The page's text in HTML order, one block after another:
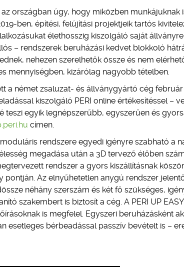
országban úgy, hogy miközben munkájuknak
ben, építési, felújítási projektjeik tartós
élethosszig kiszolgáló saját
– rendszerek beruházási kedvet blokkoló
nehezen szerelhetők össze és nem
mennyiségben, kizárólag nagyobb tételben.
a német zsaluzat- és állványgyártó cég
kiszolgáló PERI online értékesítéssel –
teszi egyik legnépszerűbb, egyszerűen és
címen.
rendszere egyedi igényre szabható a
megadása után a 3D tervező élőben
rendszer a gyors kiszállításnak
Az elnyűhetetlen anygú rendszer
néhány szerszám és két fő szükséges,
szakembert is biztosít a cég. A PERI UP
is megfelel. Egyszeri beruházásként
esetleges bérbeadással passzív bevételt is –